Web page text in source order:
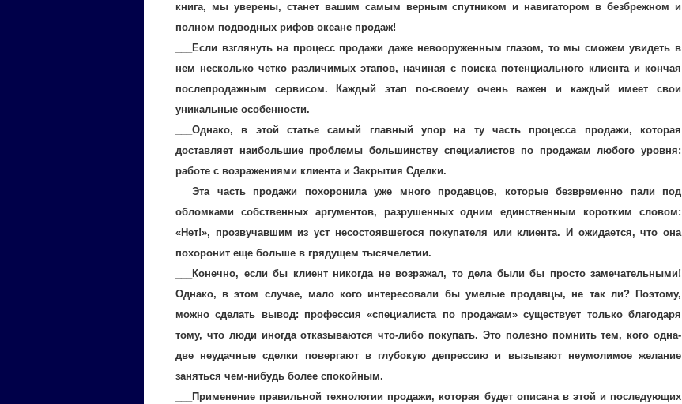
книга, мы уверены, станет вашим самым верным спутником и навигатором в безбрежном и
полном подводных рифов океане продаж!
___Если взглянуть на процесс продажи даже невооруженным глазом, то мы сможем увидеть в
нем несколько четко различимых этапов, начиная с поиска потенциального клиента и кончая
послепродажным сервисом. Каждый этап по-своему очень важен и каждый имеет свои
уникальные особенности.
___Однако, в этой статье самый главный упор на ту часть процесса продажи, которая
доставляет наибольшие проблемы большинству специалистов по продажам любого уровня:
работе с возражениями клиента и Закрытия Сделки.
___Эта часть продажи похоронила уже много продавцов, которые безвременно пали под
обломками собственных аргументов, разрушенных одним единственным коротким словом:
«Нет!», прозвучавшим из уст несостоявшегося покупателя или клиента. И ожидается, что она
похоронит еще больше в грядущем тысячелетии.
___Конечно, если бы клиент никогда не возражал, то дела были бы просто замечательными!
Однако, в этом случае, мало кого интересовали бы умелые продавцы, не так ли? Поэтому,
можно сделать вывод: профессия «специалиста по продажам» существует только благодаря
тому, что люди иногда отказываются что-либо покупать. Это полезно помнить тем, кого одна-
две неудачные сделки повергают в глубокую депрессию и вызывают неумолимое желание
заняться чем-нибудь более спокойным.
___Применение правильной технологии продажи, которая будет описана в этой и последующих